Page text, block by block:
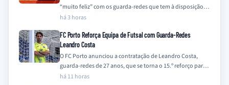
“muito feliz” com os guarda-redes que tem à disposição,
Mike Penders e Robert Sánchez,…
há 3 horas
FC Porto Reforça Equipa de Futsal com Guarda-Redes
Leandro Costa
O FC Porto anunciou a contratação de Leandro Costa,
guarda-redes de 27 anos, que se torna o 15.º reforço para a
equipa…
há 11 horas